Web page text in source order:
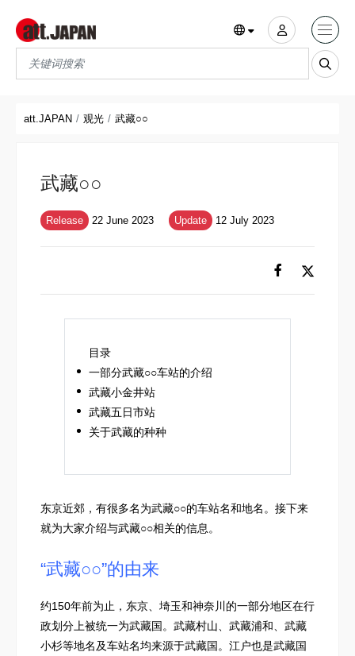
Translations title cont
att.JAPAN 观光 武藏○○
武藏○○
Release 22 June 2023 Update 12 July 2023
目录
一部分武藏○○车站的介绍
武藏小金井站
武藏五日市站
关于武藏的种种
东京近郊，有很多名为武藏○○的车站名和地名。接下来
就为大家介绍与武藏○○相关的信息。
“武藏○○”的由来
约150年前为止，东京、埼玉和神奈川的一部分地区在行
政划分上被统一为武藏国。武藏村山、武藏浦和、武藏
小杉等地名及车站名均来源于武藏国。江户也是武藏国